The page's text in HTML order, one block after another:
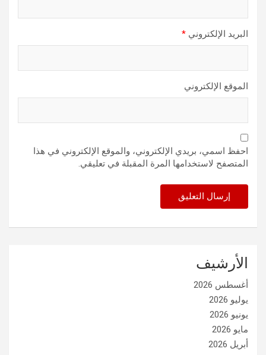
البريد الإلكتروني *
الموقع الإلكتروني
احفظ اسمي، بريدي الإلكتروني، والموقع الإلكتروني في هذا
المتصفح لاستخدامها المرة المقبلة في تعليقي.
الأرشيف
أغسطس 2026
يوليو 2026
يونيو 2026
مايو 2026
أبريل 2026